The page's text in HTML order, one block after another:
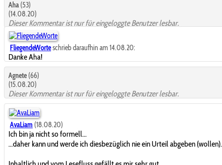
Aha (53)
(14.08.20)
Dieser Kommentar ist nur für eingeloggte Benutzer lesbar.
FliegendeWorteschrieb daraufhin am 14.08.20:
Danke Aha!
Agnete (66)
(15.08.20)
Dieser Kommentar ist nur für eingeloggte Benutzer lesbar.
AvaLiam (18.08.20)
Ich bin ja nicht so formell...
...daher kann und werde ich diesbezüglich nie ein Urteil abgeben (wollen).